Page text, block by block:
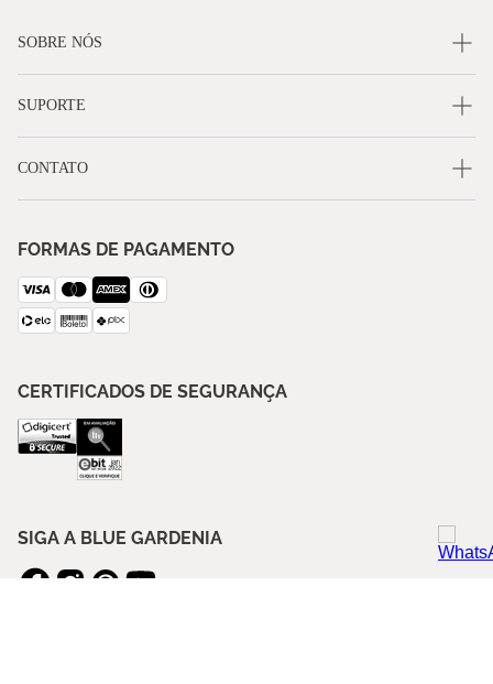
SOBRE NÓS
SUPORTE
CONTATO
FORMAS DE PAGAMENTO
CERTIFICADOS DE SEGURANÇA
SIGA A BLUE GARDENIA